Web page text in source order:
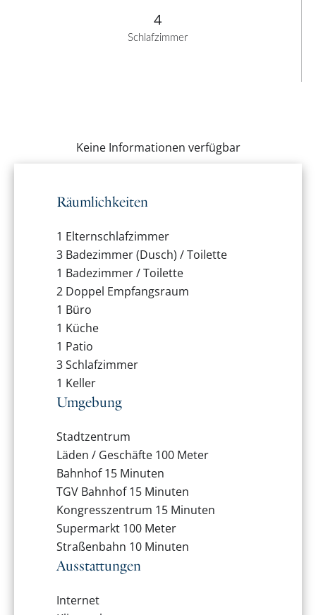
Schlafzimmer
4
Keine Informationen verfügbar
Räumlichkeiten
1 Elternschlafzimmer
3 Badezimmer (Dusch) / Toilette
1 Badezimmer / Toilette
2 Doppel Empfangsraum
1 Büro
1 Küche
1 Patio
3 Schlafzimmer
1 Keller
Umgebung
Stadtzentrum
Läden / Geschäfte 100 Meter
Bahnhof15 Minuten
TGV Bahnhof15 Minuten
Kongresszentrum 15 Minuten
Supermarkt 100 Meter
Straßenbahn 10 Minuten
Ausstattungen
Internet